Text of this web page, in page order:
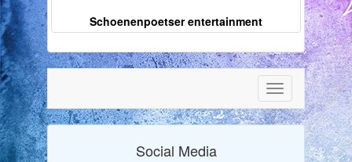
Schoenenpoetser entertainment
Toggle
navigation
Social Media